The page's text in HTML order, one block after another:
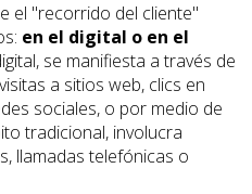
el "recorrido del cliente"
en el digital o en el
se manifiesta a través de
a sitios web, clics en
sociales, o por medio de
tradicional, involucra
llamadas telefónicas o